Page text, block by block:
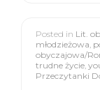
Posted in Lit.
młodzieżowa,
obyczajowa/
trudne życie,
Przeczytanki